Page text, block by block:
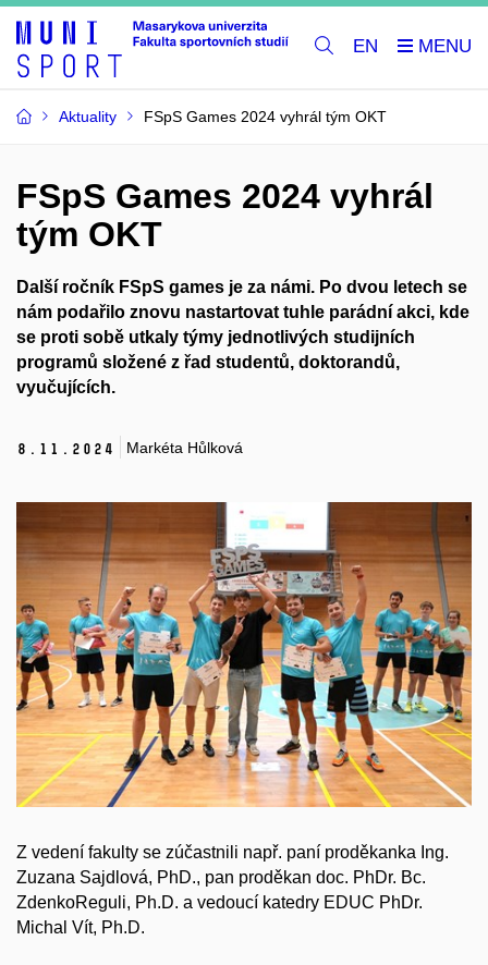
EN
Aktuality FSpS Games 2024 vyhrál tým OKT
FSpS Games 2024 vyhrál
tým OKT
Další ročník FSpS games je za námi. Po dvou letech se
nám podařilo znovu nastartovat tuhle parádní akci, kde
se proti sobě utkaly týmy jednotlivých studijních
programů složené z řad studentů, doktorandů,
vyučujících.
8. 11. 2024 Markéta Hůlková
Z vedení fakulty se zúčastnili např. paní proděkanka Ing.
Zuzana Sajdlová, PhD., pan proděkan doc. PhDr. Bc.
ZdenkoReguli, Ph.D. a vedoucí katedry EDUC PhDr.
Michal Vít, Ph.D.